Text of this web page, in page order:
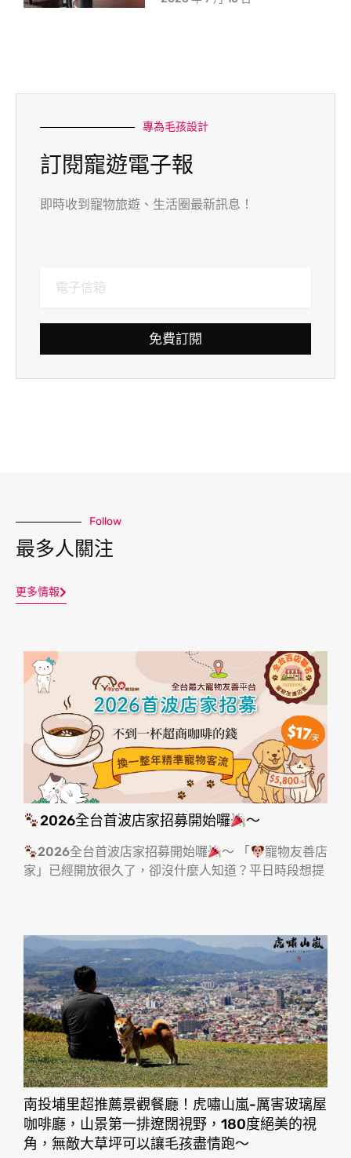
專為毛孩設計
訂閱寵遊電子報
即時收到寵物旅遊、生活圈最新訊息！
免費訂閱
Follow
最多人關注
更多情報
2026全台首波店家招募開始囉 ～
2026全台首波店家招募開始囉 ～ 「
寵物友善店
家」已經開放很久了，卻沒什麼人知道？平日時段想提
南投埔里超推薦景觀餐廳！虎嘯山嵐-厲害玻璃屋
咖啡廳，山景第一排遼闊視野，180度絕美的視
角，無敵大草坪可以讓毛孩盡情跑〜